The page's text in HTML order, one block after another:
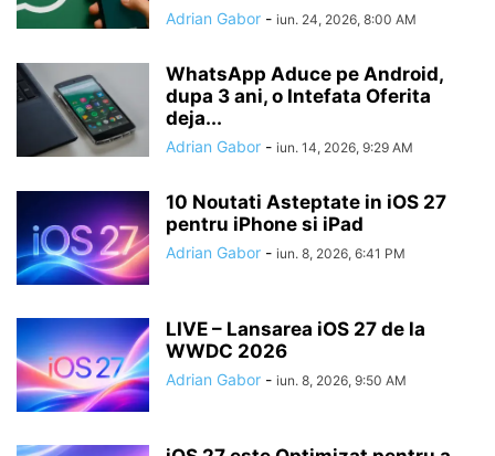
Adrian Gabor - iun. 24, 2026, 8:00 AM
WhatsApp Aduce pe Android,
dupa 3 ani, o Intefata Oferita
deja...
Adrian Gabor - iun. 14, 2026, 9:29 AM
10 Noutati Asteptate in iOS 27
pentru iPhone si iPad
Adrian Gabor - iun. 8, 2026, 6:41 PM
LIVE – Lansarea iOS 27 de la
WWDC 2026
Adrian Gabor - iun. 8, 2026, 9:50 AM